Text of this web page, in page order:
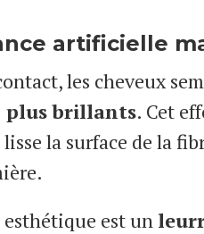
artificielle
les cheveux
plus brillants. Cet
la surface de la
est un